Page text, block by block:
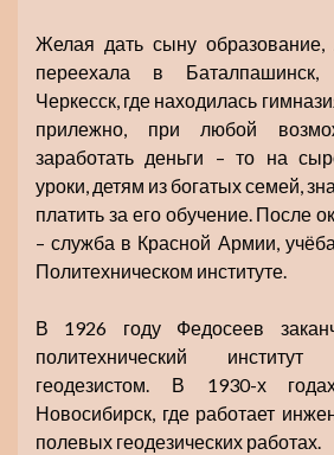
Желая дать сыну образование,
переехала в Баталпашинск,
Черкесск, где находилась
прилежно, при любой
заработать деньги – то на
уроки, детям из богатых семей,
платить за его обучение. После
– служба в Красной Армии,
Политехническом институте.
В 1926 году Федосеев
политехнический
геодезистом. В 1930-х
Новосибирск, где работает
полевых геодезических работах.